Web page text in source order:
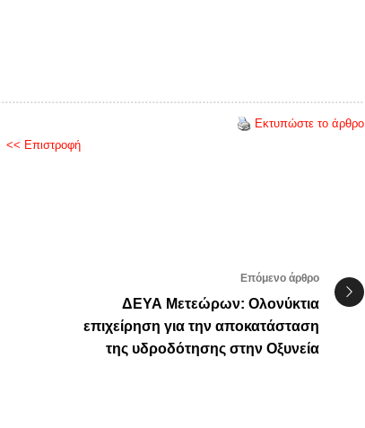
Εκτυπώστε το άρθρο
<< Επιστροφή
Επόμενο άρθρο
ΔΕΥΑ Μετεώρων: Ολονύκτια
επιχείρηση για την αποκατάσταση
της υδροδότησης στην Οξυνεία